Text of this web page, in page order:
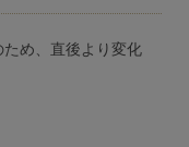
め、直後より変化